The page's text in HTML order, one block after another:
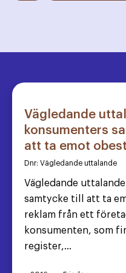
Vägledande
konsumenters
att ta emot
Dnr: Vägledande uttalande
Vägledande
samtycke till att ta
reklam från ett
konsumenten, som
register,...